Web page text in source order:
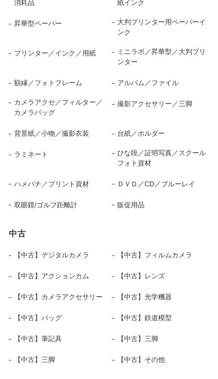
消耗品 紙インク
昇華型ペーパー
大判プリンター用ペーパーイ
ンク
プリンター／インク／用紙
ミニラボ／昇華型／大判プリ
ンター
額縁／フォトフレーム アルバム／ファイル
カメラアクセ／フィルター／
カメラバッグ
撮影アクセサリー／三脚
背景紙／小物／撮影衣装 台紙／ホルダー
ラミネート
ひな段／証明写真／スクール
フォト資材
ハメパチ／プリント資材 ＤＶＤ／CD／ブルーレイ
双眼鏡/ゴルフ距離計 販促用品
中古
【中古】デジタルカメラ 【中古】フィルムカメラ
【中古】アクションカム 【中古】レンズ
【中古】カメラアクセサリー 【中古】光学機器
【中古】バッグ 【中古】鉄道模型
【中古】筆記具 【中古】三脚
【中古】三脚 【中古】その他